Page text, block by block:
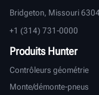
Bridgeton, Missouri
+1 (314) 731-0000
Produits Hunter
Contrôleurs géométrie
Monte/démonte-pneus